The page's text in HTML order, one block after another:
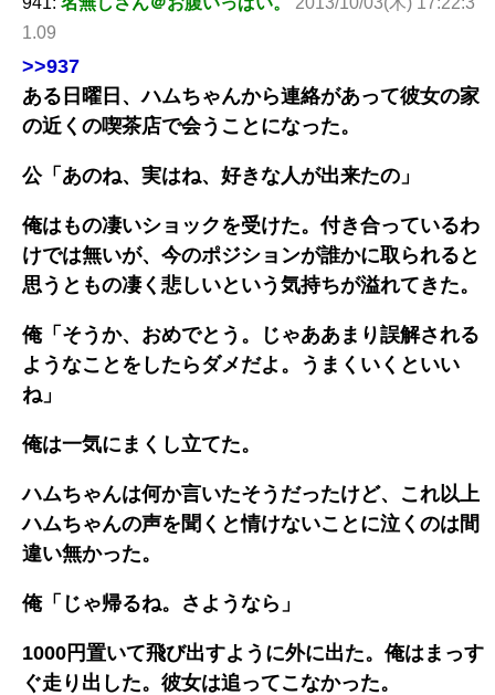
1.09
>>937
ある日曜日、ハムちゃんから連絡があって彼女の家
の近くの喫茶店で会うことになった。
公「あのね、実はね、好きな人が出来たの」
俺はもの凄いショックを受けた。付き合っているわ
けでは無いが、今のポジションが誰かに取られると
思うともの凄く悲しいという気持ちが溢れてきた。
俺「そうか、おめでとう。じゃああまり誤解される
ようなことをしたらダメだよ。うまくいくといい
ね」
俺は一気にまくし立てた。
ハムちゃんは何か言いたそうだったけど、これ以上
ハムちゃんの声を聞くと情けないことに泣くのは間
違い無かった。
俺「じゃ帰るね。さようなら」
1000円置いて飛び出すように外に出た。俺はまっす
ぐ走り出した。彼女は追ってこなかった。